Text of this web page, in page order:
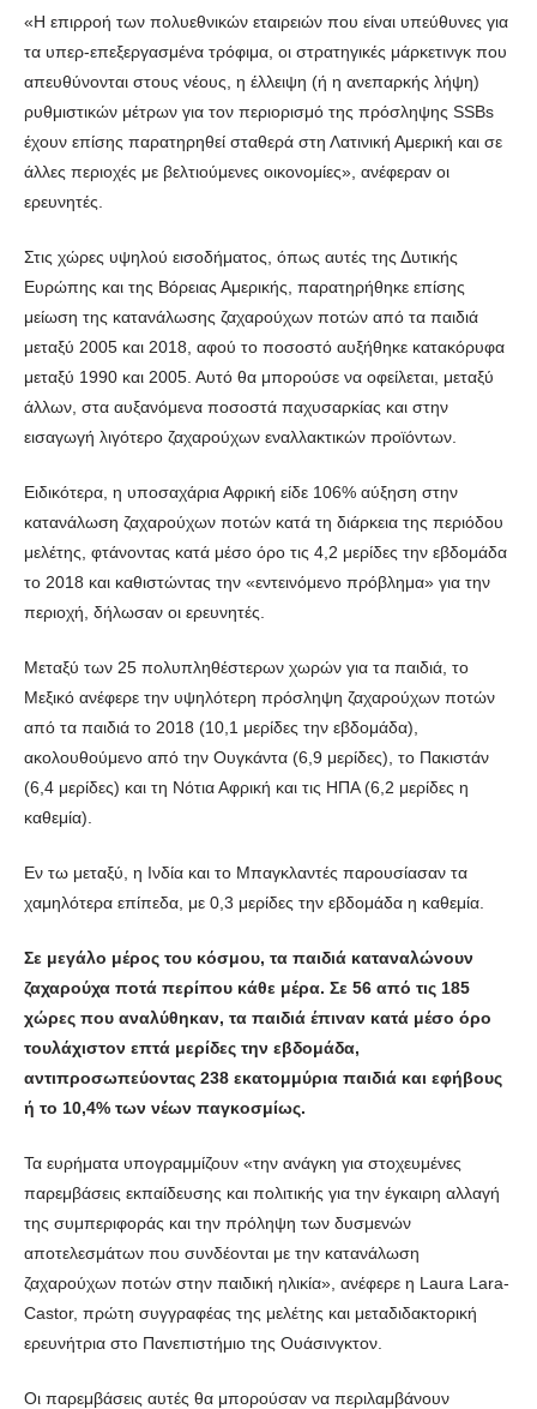
«Η επιρροή των πολυεθνικών εταιρειών που είναι υπεύθυνες για
τα υπερ-επεξεργασμένα τρόφιμα, οι στρατηγικές μάρκετινγκ που
απευθύνονται στους νέους, η έλλειψη (ή η ανεπαρκής λήψη)
ρυθμιστικών μέτρων για τον περιορισμό της πρόσληψης SSBs
έχουν επίσης παρατηρηθεί σταθερά στη Λατινική Αμερική και σε
άλλες περιοχές με βελτιούμενες οικονομίες», ανέφεραν οι
ερευνητές.
Στις χώρες υψηλού εισοδήματος, όπως αυτές της Δυτικής
Ευρώπης και της Βόρειας Αμερικής, παρατηρήθηκε επίσης
μείωση της κατανάλωσης ζαχαρούχων ποτών από τα παιδιά
μεταξύ 2005 και 2018, αφού το ποσοστό αυξήθηκε κατακόρυφα
μεταξύ 1990 και 2005. Αυτό θα μπορούσε να οφείλεται, μεταξύ
άλλων, στα αυξανόμενα ποσοστά παχυσαρκίας και στην
εισαγωγή λιγότερο ζαχαρούχων εναλλακτικών προϊόντων.
Ειδικότερα, η υποσαχάρια Αφρική είδε 106% αύξηση στην
κατανάλωση ζαχαρούχων ποτών κατά τη διάρκεια της περιόδου
μελέτης, φτάνοντας κατά μέσο όρο τις 4,2 μερίδες την εβδομάδα
το 2018 και καθιστώντας την «εντεινόμενο πρόβλημα» για την
περιοχή, δήλωσαν οι ερευνητές.
Μεταξύ των 25 πολυπληθέστερων χωρών για τα παιδιά, το
Μεξικό ανέφερε την υψηλότερη πρόσληψη ζαχαρούχων ποτών
από τα παιδιά το 2018 (10,1 μερίδες την εβδομάδα),
ακολουθούμενο από την Ουγκάντα (6,9 μερίδες), το Πακιστάν
(6,4 μερίδες) και τη Νότια Αφρική και τις ΗΠΑ (6,2 μερίδες η
καθεμία).
Εν τω μεταξύ, η Ινδία και το Μπαγκλαντές παρουσίασαν τα
χαμηλότερα επίπεδα, με 0,3 μερίδες την εβδομάδα η καθεμία.
Σε μεγάλο μέρος του κόσμου, τα παιδιά καταναλώνουν
ζαχαρούχα ποτά περίπου κάθε μέρα. Σε 56 από τις 185
χώρες που αναλύθηκαν, τα παιδιά έπιναν κατά μέσο όρο
τουλάχιστον επτά μερίδες την εβδομάδα,
αντιπροσωπεύοντας 238 εκατομμύρια παιδιά και εφήβους
ή το 10,4% των νέων παγκοσμίως.
Τα ευρήματα υπογραμμίζουν «την ανάγκη για στοχευμένες
παρεμβάσεις εκπαίδευσης και πολιτικής για την έγκαιρη αλλαγή
της συμπεριφοράς και την πρόληψη των δυσμενών
αποτελεσμάτων που συνδέονται με την κατανάλωση
ζαχαρούχων ποτών στην παιδική ηλικία», ανέφερε η Laura Lara-
Castor, πρώτη συγγραφέας της μελέτης και μεταδιδακτορική
ερευνήτρια στο Πανεπιστήμιο της Ουάσινγκτον.
Οι παρεμβάσεις αυτές θα μπορούσαν να περιλαμβάνουν